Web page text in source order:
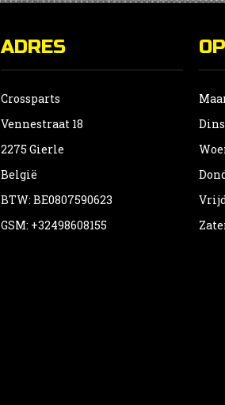
ADRES
Crossparts
Vennestraat 18
2275 Gierle
België
BTW: BE0807590623
GSM: +32498608155